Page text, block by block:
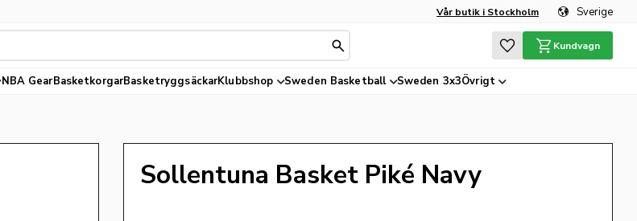
Vår butik i Stockholm Sverige
Favoriter
Kundvagn
NBA GearBasketkorgarBasketryggsäckarKlubbshop Sweden Basketball Sweden 3x3Övrigt
Sollentuna Basket Piké Navy